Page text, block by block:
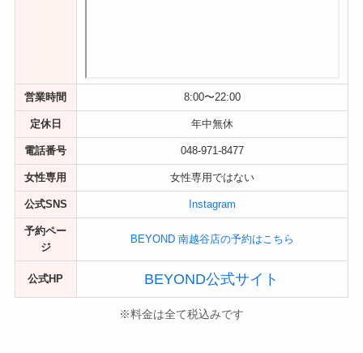
営業時間 8:00〜22:00
定休日 年中無休
電話番号 048-971-8477
女性専用 女性専用ではない
公式SNS Instagram
予約ペー
ジ
BEYOND 南越谷店の予約はこちら
公式HP BEYOND公式サイト
※料金は全て税込みです